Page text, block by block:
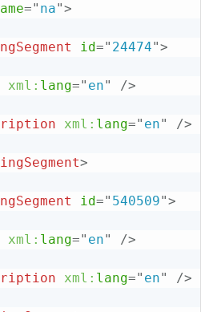
=" na">
id=" 24474">
xml: lang=" en" />
xml: lang=" en" />
>
id=" 540509">
xml: lang=" en" />
xml: lang=" en" />